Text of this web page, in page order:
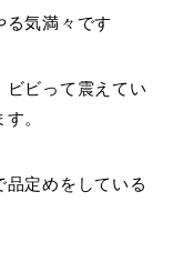
る気満々です
ビって震えてい
。
定めをしている